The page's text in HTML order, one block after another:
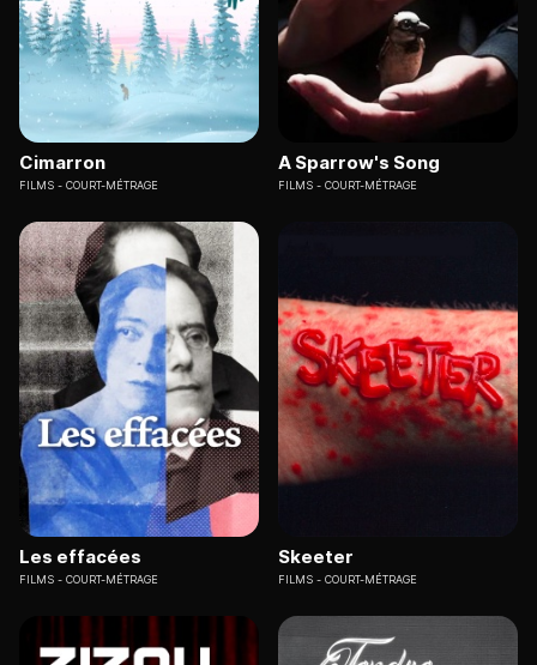
Cimarron
FILMS COURT-MÉTRAGE
A Sparrow's Song
FILMS COURT-MÉTRAGE
Les effacées
FILMS COURT-MÉTRAGE
Skeeter
FILMS COURT-MÉTRAGE